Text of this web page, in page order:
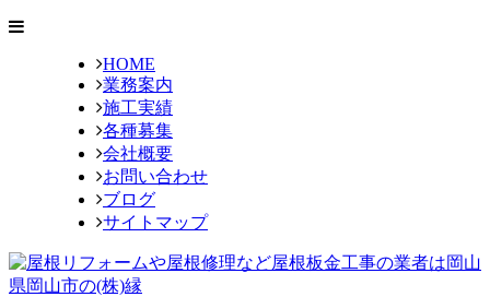
HOME
業務案内
施工実績
各種募集
会社概要
お問い合わせ
ブログ
サイトマップ